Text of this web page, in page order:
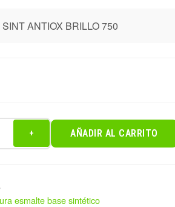
ANTIOX BRILLO 750
+ AÑADIR AL CARRITO
esmalte base sintético